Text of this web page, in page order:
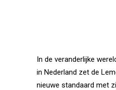
In de veranderlijke
in Nederland zet de
nieuwe standaard met